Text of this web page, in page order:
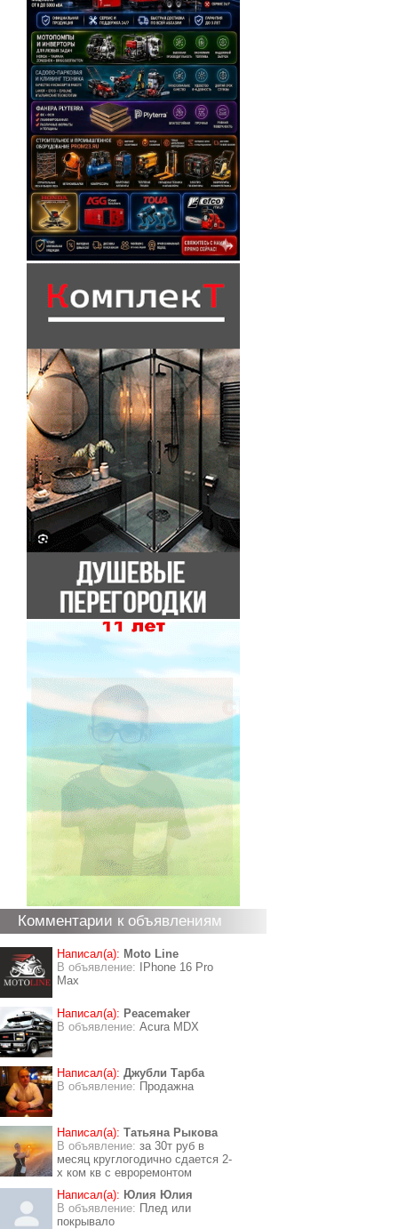
Комментарии к объявлениям
Написал(а): Moto Line
В объявление:
IPhone 16 Pro
Max
Написал(а): Peacemaker
В объявление: Acura MDX
Написал(а): Джубли Тарба
В объявление: Продажна
Написал(а): Татьяна Рыкова
В объявление: за 30т руб в
месяц круглогодично сдается 2-
х ком кв с евроремонтом
Написал(а): Юлия Юлия
В объявление: Плед или
покрывало